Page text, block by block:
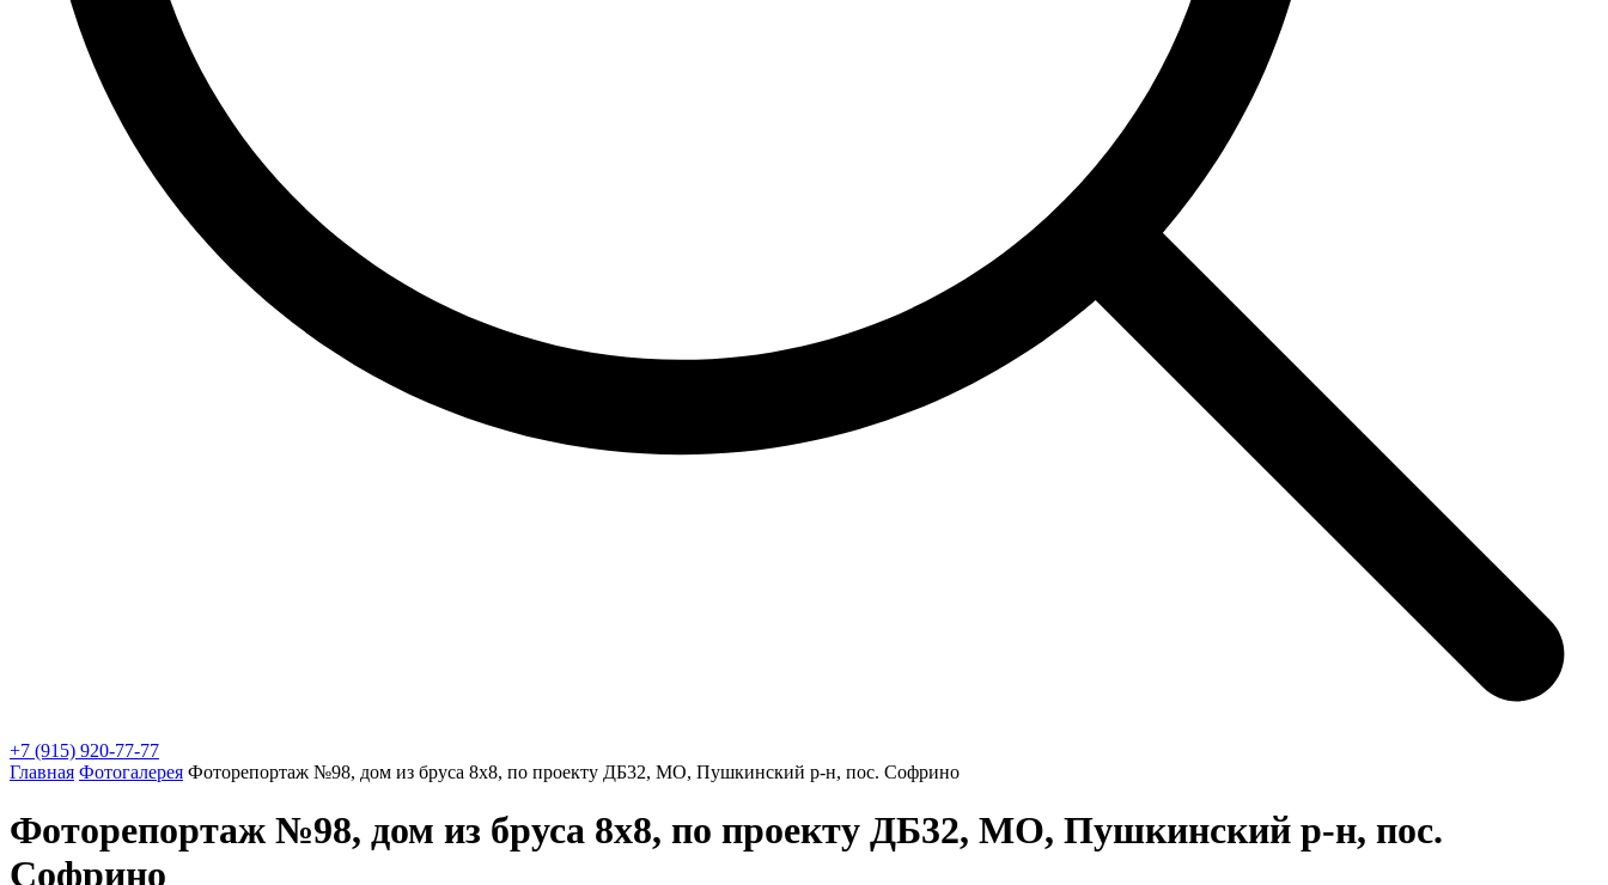
+7 (915) 920-77-77
Главная Фотогалерея Фоторепортаж №98, дом из бруса 8x8, по проекту ДБ32, МО, Пушкинский р-н, пос. Софрино
Фоторепортаж №98, дом из бруса 8x8, по проекту ДБ32, МО, Пушкинский р-н, пос.
Софрино